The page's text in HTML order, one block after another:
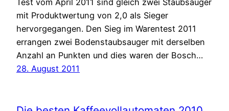
Test vom April 2011 sind gleich zwei Staubsauger
mit Produktwertung von 2,0 als Sieger
hervorgegangen. Den Sieg im Warentest 2011
errangen zwei Bodenstaubsauger mit derselben
Anzahl an Punkten und dies waren der Bosch…
28. August 2011